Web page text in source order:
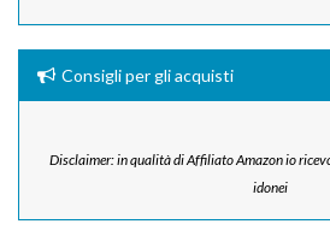
Consigli per gli acquisti
Disclaimer: in qualità di Affiliato Amazon io
idonei